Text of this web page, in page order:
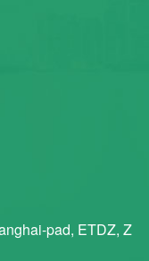
pad, ETDZ, Z